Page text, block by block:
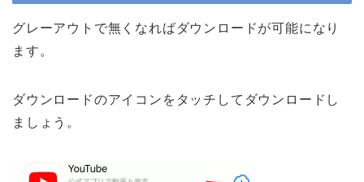
グレーアウトで無くなればダウンロードが可能になり
ます。
ダウンロードのアイコンをタッチしてダウンロードし
ましょう。